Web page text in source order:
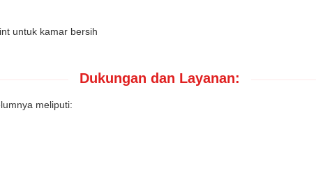
untuk kamar bersih
Dukungan dan Layanan:
meliputi: